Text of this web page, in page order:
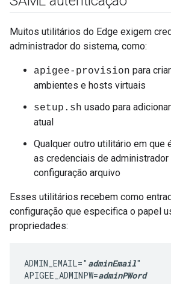
Muitos utilitários do Edge exigem
administrador do sistema, como:
apigee-provision para
ambientes e hosts virtuais
setup.sh usado para
atual
Qualquer outro utilitário em que
as credenciais de
configuração arquivo
Esses utilitários recebem como
configuração que especifica o papel
propriedades:
ADMIN_EMAIL=" adminEmail"
APIGEE_ADMINPW=adminPWord